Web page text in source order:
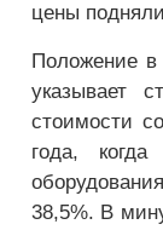
цены
Положение в
указывает
стоимости
года,
38,5%. В